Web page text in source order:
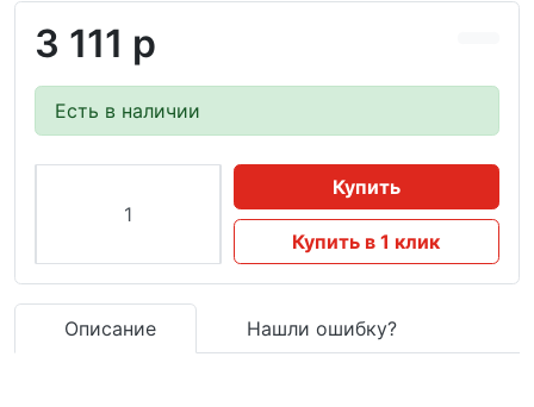
3 111 р
Есть в наличии
Купить
Купить в 1 клик
Описание Нашли ошибку?